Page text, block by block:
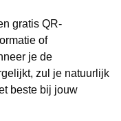
gratis QR-
of
je de
zul je natuurlijk
beste bij jouw